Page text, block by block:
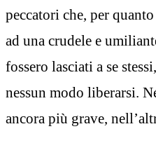
peccatori che, per
ad una crudele e
fossero lasciati a se
nessun modo liberarsi.
ancora più grave,